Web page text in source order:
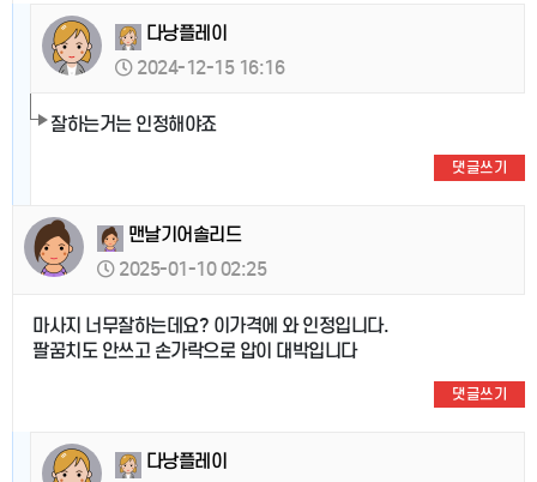
다낭플레이
2024-12-15 16:16
잘하는거는 인정해야죠
댓글쓰기
맨날기어솔리드
2025-01-10 02:25
마사지 너무잘하는데요? 이가격에 와 인정입니다.
팔꿈치도 안쓰고 손가락으로 압이 대박입니다
댓글쓰기
다낭플레이